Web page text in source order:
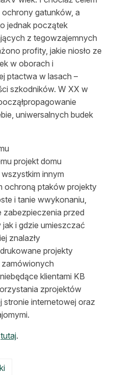
gatunków, a
jednak początek
z tegowzajemnych
profity, jakie niosło ze
w oborach i
ptactwa w lasach –
szkodników. W XX w
uniwersalnych budek
projekt domu
innym
ochroną ptaków projekty
i tanie wwykonaniu,
przed
i gdzie umieszczać
znalazły
projekty
zamówionych
klientami KB
zprojektów
internetowej oraz
tutaj.